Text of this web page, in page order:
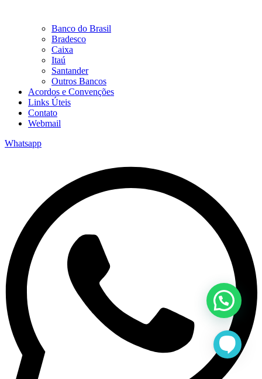
Banco do Brasil
Bradesco
Caixa
Itaú
Santander
Outros Bancos
Acordos e Convenções
Links Úteis
Contato
Webmail
Whatsapp